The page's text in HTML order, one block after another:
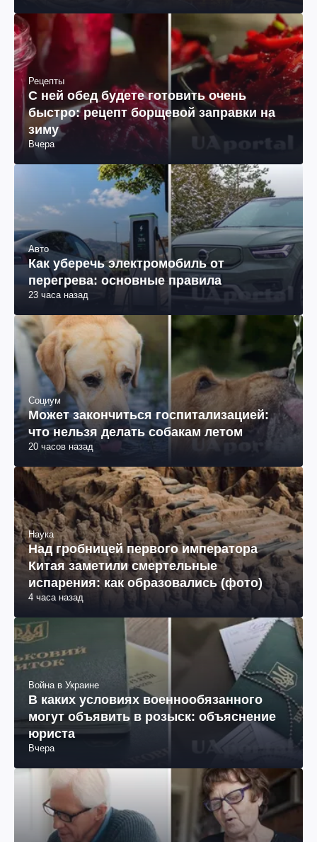
Рецепты
С ней обед будете готовить очень
быстро: рецепт борщевой заправки на
зиму
Вчера
Авто
Как уберечь электромобиль от
перегрева: основные правила
23 часа назад
Социум
Может закончиться госпитализацией:
что нельзя делать собакам летом
20 часов назад
Наука
Над гробницей первого императора
Китая заметили смертельные
испарения: как образовались (фото)
4 часа назад
Война в Украине
В каких условиях военнообязанного
могут объявить в розыск: объяснение
юриста
Вчера